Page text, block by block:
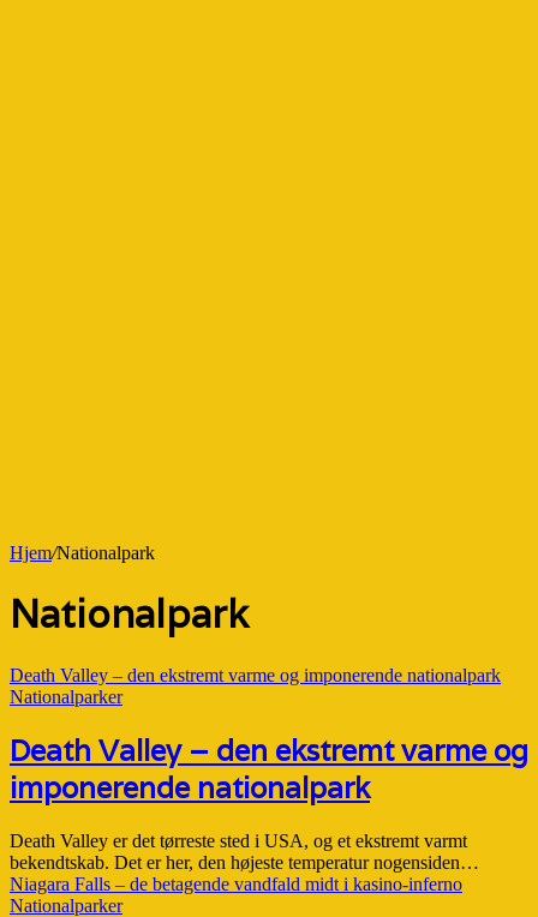
Hjem/Nationalpark
Nationalpark
Death Valley – den ekstremt varme og imponerende nationalpark
Nationalparker
Death Valley – den ekstremt varme og
imponerende nationalpark
Death Valley er det tørreste sted i USA, og et ekstremt varmt
bekendtskab. Det er her, den højeste temperatur nogensiden…
Niagara Falls – de betagende vandfald midt i kasino-inferno
Nationalparker